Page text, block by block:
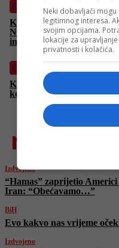
Film
Koliko su naši “zaštićeni”
Nevjerovatno napeta i
interneta
Film
Kraljica romantičnih
kod kuće”
najnovije
Izdvojeno
“Hamas” zaprijetio
Iran: “Obećavamo…”
BiH
Evo kakvo nas vrijeme
Izdvojeno
Neki dobavljači
legitimnog interesa.
svojim opcijama.
lokacije za
privatnosti i kolačića.